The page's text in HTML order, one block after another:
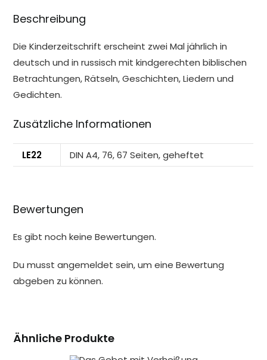
Beschreibung
Die Kinderzeitschrift erscheint zwei Mal jährlich in
deutsch und in russisch mit kindgerechten biblischen
Betrachtungen, Rätseln, Geschichten, Liedern und
Gedichten.
Zusätzliche Informationen
LE22 DIN A4, 76, 67 Seiten, geheftet
Bewertungen
Es gibt noch keine Bewertungen.
Du musstangemeldet sein, um eine Bewertung
abgeben zu können.
Ähnliche Produkte